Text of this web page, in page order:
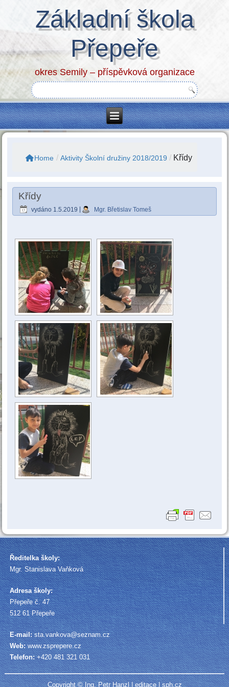
Základní škola
Přepeře
okres Semily – příspěvková organizace
Home / Aktivity Školní družiny 2018/2019 / Křídy
Křídy
vydáno 1.5.2019 Mgr. Břetislav Tomeš
Ředitelka školy:
Mgr. Stanislava Vaňková
Adresa školy:
Přepeře č. 47
512 61 Přepeře
E-mail:sta.vankova@seznam.cz
Web:www.zsprepere.cz
Telefon:+420 481 321 031
Copyright © Ing. Petr Hanzl |editace|sph.cz